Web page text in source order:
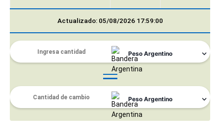
Actualizado: 05/08/2026 17:59:00